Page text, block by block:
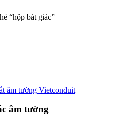
“hộp bát giác”
âm tường